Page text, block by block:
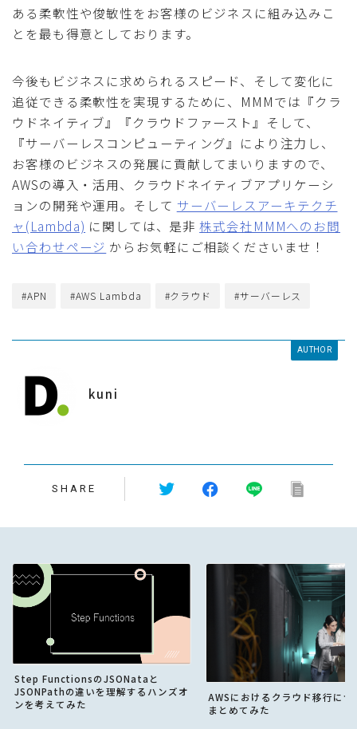
ある柔軟性や俊敏性をお客様のビジネスに組み込みこ
とを最も得意としております。
今後もビジネスに求められるスピード、そして変化に
追従できる柔軟性を実現するために、MMMでは『クラ
ウドネイティブ』『クラウドファースト』そして、
『サーバーレスコンピューティング』により注力し、
お客様のビジネスの発展に貢献してまいりますので、
AWSの導入・活用、クラウドネイティブアプリケーシ
ョンの開発や運用。そして サーバーレスアーキテクチ
ャ(Lambda) に関しては、是非株式会社MMMへのお問
い合わせページ からお気軽にご相談くださいませ！
#APN #AWS Lambda #クラウド #サーバーレス
AUTHOR
kuni
SHARE
Step FunctionsのJSONataと
JSONPathの違いを理解するハンズオ
ンを考えてみた
AWSにおけるクラウド移行につ
まとめてみた